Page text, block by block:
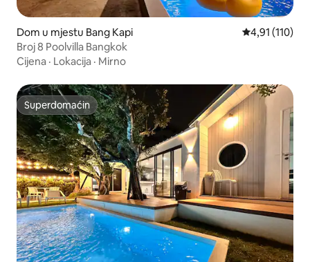
Dom u mjestu Bang Kapi Prosječna
4,91 (110)
Broj 8 Poolvilla Bangkok
Cijena · Lokacija · Mirno
Superdomaćin
Superdomaćin